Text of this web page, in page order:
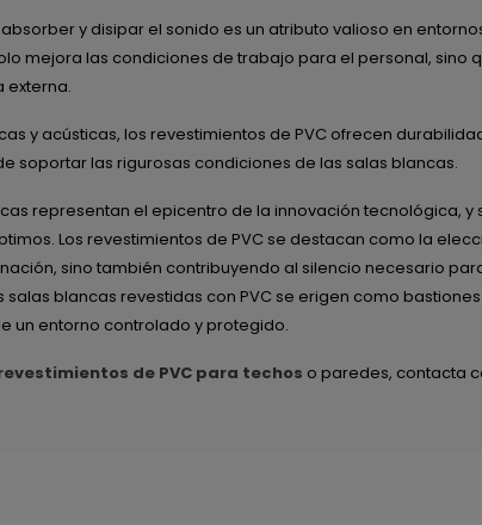
y disipar el sonido es un atributo valioso en
mejora las condiciones de trabajo para el personal, sino
externa.
y acústicas, los revestimientos de PVC ofrecen
soportar las rigurosas condiciones de las salas blancas.
representan el epicentro de la innovación tecnológica,
Los revestimientos de PVC se destacan como la
sino también contribuyendo al silencio necesario
salas blancas revestidas con PVC se erigen como
un entorno controlado y protegido.
de PVC para techos o paredes, contacta